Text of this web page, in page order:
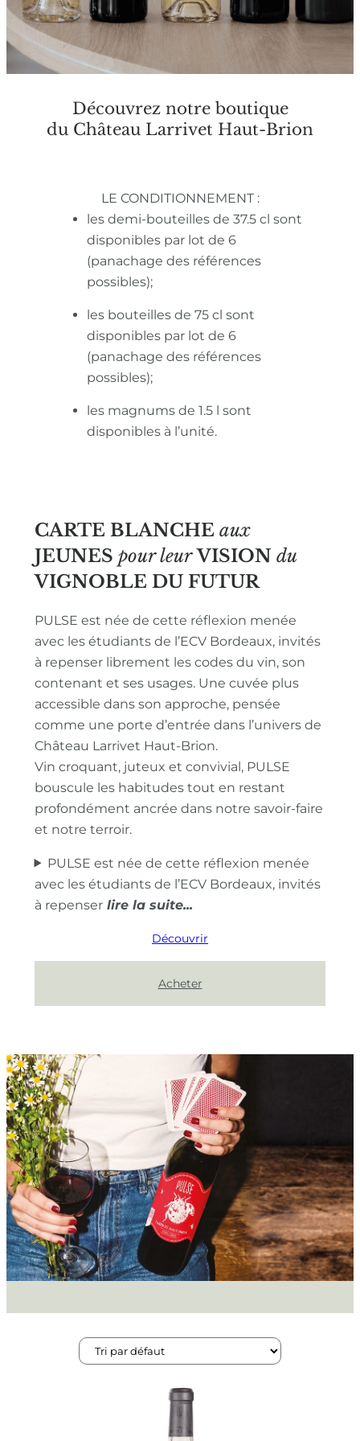
Découvrez notre boutique
du Château Larrivet Haut-Brion
LE CONDITIONNEMENT :
les demi-bouteilles de 37.5 cl sont
disponibles par lot de 6
(panachage des références
possibles);
les bouteilles de 75 cl sont
disponibles par lot de 6
(panachage des références
possibles);
les magnums de 1.5 l sont
disponibles à l’unité.
CARTE BLANCHE aux
JEUNES pour leur VISION du
VIGNOBLE DU FUTUR
PULSE est née de cette réflexion menée
avec les étudiants de l’ECV Bordeaux, invités
à repenser librement les codes du vin, son
contenant et ses usages. Une cuvée plus
accessible dans son approche, pensée
comme une porte d’entrée dans l’univers de
Château Larrivet Haut-Brion.
Vin croquant, juteux et convivial, PULSE
bouscule les habitudes tout en restant
profondément ancrée dans notre savoir-faire
et notre terroir.
PULSE est née de cette réflexion menée
avec les étudiants de l’ECV Bordeaux, invités
à repenser
Découvrir
Acheter